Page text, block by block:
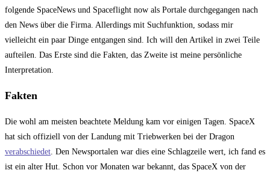
folgende SpaceNews und Spaceflight now als Portale durchgegangen nach
den News über die Firma. Allerdings mit Suchfunktion, sodass mir
vielleicht ein paar Dinge entgangen sind. Ich will den Artikel in zwei Teile
aufteilen. Das Erste sind die Fakten, das Zweite ist meine persönliche
Interpretation.
Fakten
Die wohl am meisten beachtete Meldung kam vor einigen Tagen. SpaceX
hat sich offiziell von der Landung mit Triebwerken bei der Dragon
verabschiedet . Den Newsportalen war dies eine Schlagzeile wert, ich fand es
ist ein alter Hut. Schon vor Monaten war bekannt, das SpaceX von der